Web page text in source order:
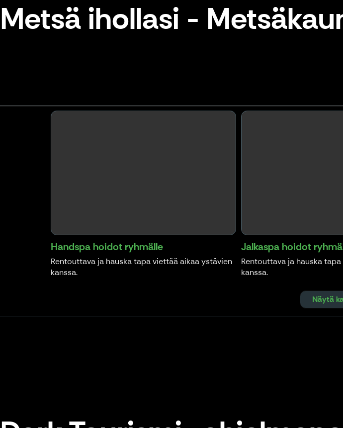
Metsä ihollasi -
Handspa hoidot ryhmälle
Rentouttava ja hauska tapa viettää aikaa ystävien
kanssa.
Jalkaspa hoidot
Rentouttava ja hauska
kanssa.
Näytä